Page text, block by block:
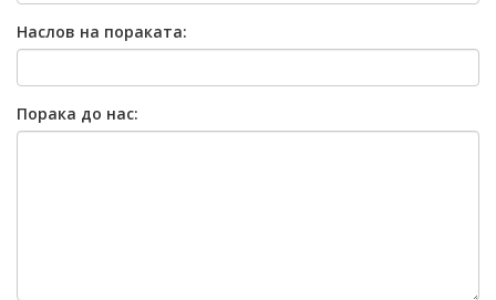
Наслов на пораката:
Порака до нас: